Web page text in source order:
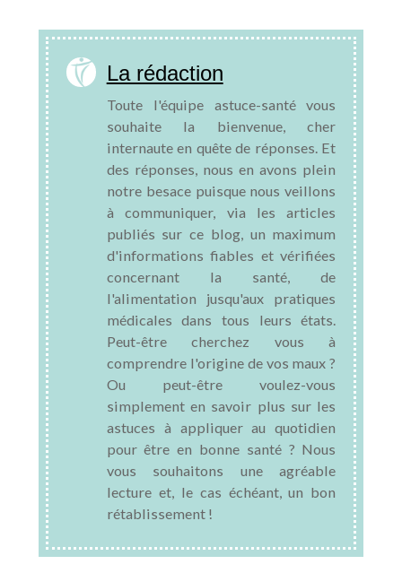
La rédaction
Toute l'équipe astuce-santé vous
souhaite la bienvenue, cher
internaute en quête de réponses. Et
des réponses, nous en avons plein
notre besace puisque nous veillons
à communiquer, via les articles
publiés sur ce blog, un maximum
d'informations fiables et vérifiées
concernant la santé, de
l'alimentation jusqu'aux pratiques
médicales dans tous leurs états.
Peut-être cherchez vous à
comprendre l'origine de vos maux ?
Ou peut-être voulez-vous
simplement en savoir plus sur les
astuces à appliquer au quotidien
pour être en bonne santé ? Nous
vous souhaitons une agréable
lecture et, le cas échéant, un bon
rétablissement !